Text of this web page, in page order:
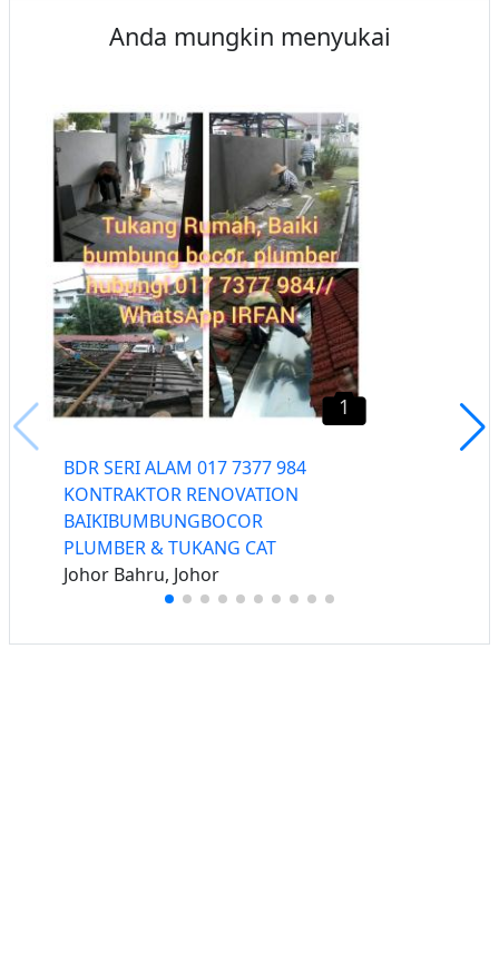
Anda mungkin menyukai
1
BDR SERI ALAM 017 7377 984
KONTRAKTOR RENOVATION
BAIKIBUMBUNGBOCOR
PLUMBER & TUKANG CAT
Johor Bahru, Johor